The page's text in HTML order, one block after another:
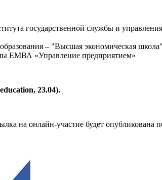
государственной службы и
– "Высшая экономическая
ЕМВА «Управление предприятием»
education, 23.04).
на онлайн-участие будет опубликована